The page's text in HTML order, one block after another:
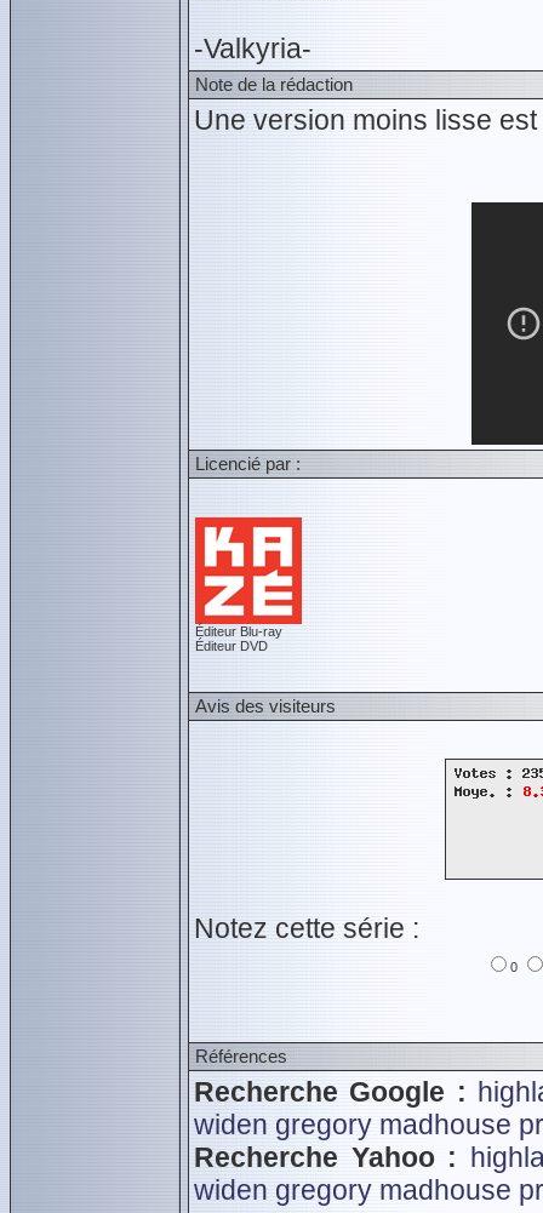
-Valkyria-
Note de la rédaction
Une version moins lisse
Licencié par :
Éditeur Blu-ray
Éditeur DVD
Avis des visiteurs
Notez cette série :
0
Références
Recherche Google :
widen gregory madhouse
Recherche Yahoo :
widen gregory madhouse